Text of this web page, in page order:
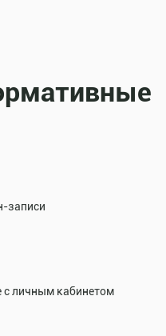
записи
с личным кабинетом